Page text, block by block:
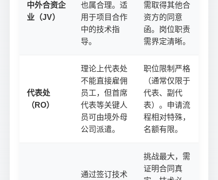
中外合资企
业（JV）
也属合理。适
用于项目合作
中的技术指
导。
需取得其他合
资方的同意
函。岗位职责
需界定清晰。
代表处
（RO）
理论上代表处
不能直接雇佣
员工，但首席
代表等关键人
员可由境外母
公司派遣。
职位限制严格
（通常仅限于
代表、副代
表）。申请流
程相对特殊，
名额有限。
通过签订技术
挑战最大，需
证明合同真